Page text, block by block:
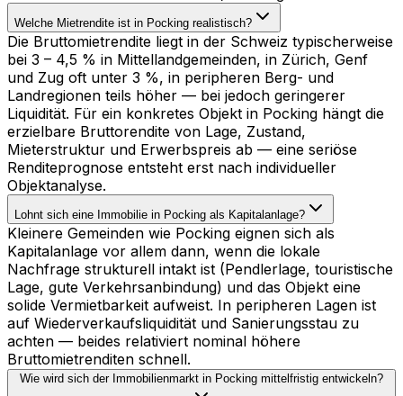
Welche Mietrendite ist in Pocking realistisch?
Die Bruttomietrendite liegt in der Schweiz typischerweise
bei 3 – 4,5 % in Mittellandgemeinden, in Zürich, Genf
und Zug oft unter 3 %, in peripheren Berg- und
Landregionen teils höher — bei jedoch geringerer
Liquidität. Für ein konkretes Objekt in Pocking hängt die
erzielbare Bruttorendite von Lage, Zustand,
Mieterstruktur und Erwerbspreis ab — eine seriöse
Renditeprognose entsteht erst nach individueller
Objektanalyse.
Lohnt sich eine Immobilie in Pocking als Kapitalanlage?
Kleinere Gemeinden wie Pocking eignen sich als
Kapitalanlage vor allem dann, wenn die lokale
Nachfrage strukturell intakt ist (Pendlerlage, touristische
Lage, gute Verkehrsanbindung) und das Objekt eine
solide Vermietbarkeit aufweist. In peripheren Lagen ist
auf Wiederverkaufsliquidität und Sanierungsstau zu
achten — beides relativiert nominal höhere
Bruttomietrenditen schnell.
Wie wird sich der Immobilienmarkt in Pocking mittelfristig entwickeln?